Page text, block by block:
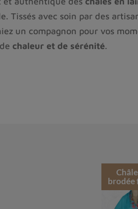
avec soin par des
un compagnon pour vos
chaleur et de sérénité.
vous toucher par la
: ce sont les
un tissage large,
de type deux épaisseurs ; ils
brodée